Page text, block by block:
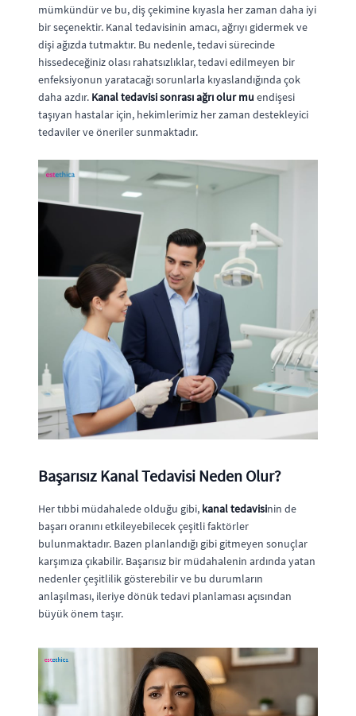
mümkündür ve bu, diş çekimine kıyasla her zaman daha iyi
bir seçenektir. Kanal tedavisinin amacı, ağrıyı gidermek ve
dişi ağızda tutmaktır. Bu nedenle, tedavi sürecinde
hissedeceğiniz olası rahatsızlıklar, tedavi edilmeyen bir
enfeksiyonun yaratacağı sorunlarla kıyaslandığında çok
daha azdır. Kanal tedavisi sonrası ağrı olur mu endişesi
taşıyan hastalar için, hekimlerimiz her zaman destekleyici
tedaviler ve öneriler sunmaktadır.
Başarısız Kanal Tedavisi Neden Olur?
Her tıbbi müdahalede olduğu gibi, kanal tedavisinin de
başarı oranını etkileyebilecek çeşitli faktörler
bulunmaktadır. Bazen planlandığı gibi gitmeyen sonuçlar
karşımıza çıkabilir. Başarısız bir müdahalenin ardında yatan
nedenler çeşitlilik gösterebilir ve bu durumların
anlaşılması, ileriye dönük tedavi planlaması açısından
büyük önem taşır.